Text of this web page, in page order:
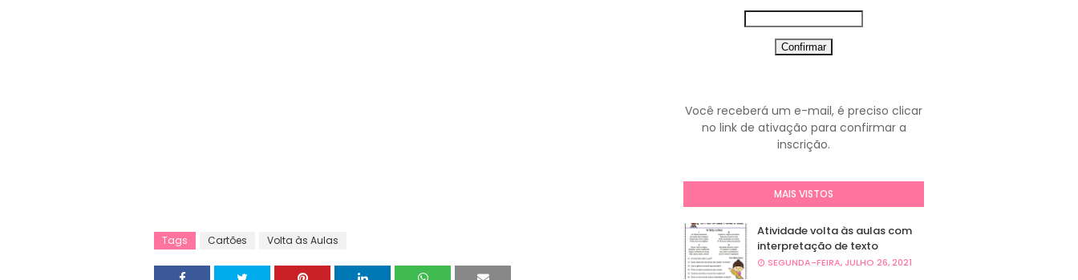
Tags Cartões Volta às Aulas
Você receberá um e-mail, é preciso clicar
no link de ativação para confirmar a
inscrição.
MAIS VISTOS
Atividade volta às aulas com
interpretação de texto
SEGUNDA-FEIRA, JULHO 26, 2021